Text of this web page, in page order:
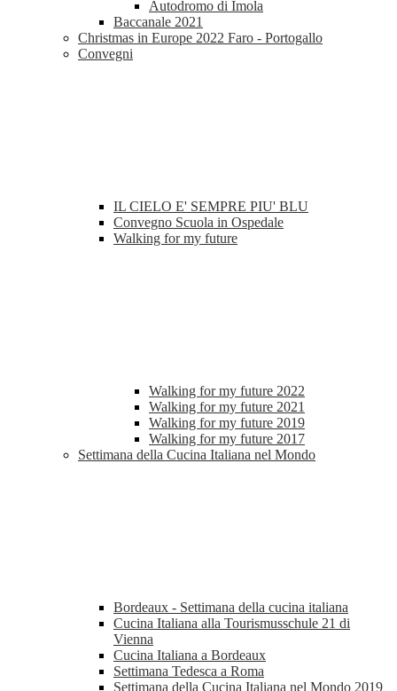
Autodromo di Imola
Baccanale 2021
Christmas in Europe 2022 Faro - Portogallo
Convegni
IL CIELO E' SEMPRE PIU' BLU
Convegno Scuola in Ospedale
Walking for my future
Walking for my future 2022
Walking for my future 2021
Walking for my future 2019
Walking for my future 2017
Settimana della Cucina Italiana nel Mondo
Bordeaux - Settimana della cucina italiana
Cucina Italiana alla Tourismusschule 21 di
Vienna
Cucina Italiana a Bordeaux
Settimana Tedesca a Roma
Settimana della Cucina Italiana nel Mondo 2019